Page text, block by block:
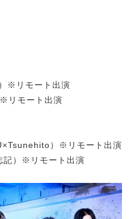
※リモート出演
リモート出演
）※リモート出演
）※リモート出演